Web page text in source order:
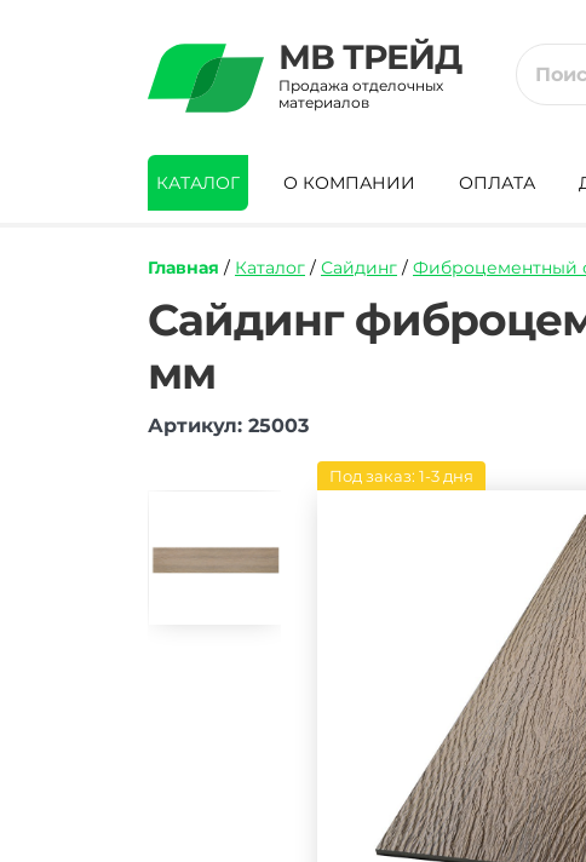
МВ ТРЕЙД
Продажа отделочных
материалов
КАТАЛОГ О КОМПАНИИ ОПЛАТА
Главная / Каталог / Сайдинг / Фиброцементный
https://mvtrade.ru/images/id/normal/sajding-
fibroczementnyj-
w-
118f-
3000kh200kh8-
mm.jpg
Сайдинг
мм
Артикул: 25003
Под заказ: 1-3 дня